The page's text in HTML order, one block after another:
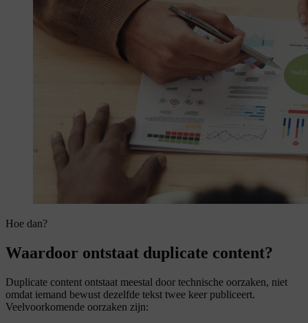
Hoe dan?
Waardoor ontstaat duplicate content?
Duplicate content ontstaat meestal door technische oorzaken, niet
omdat iemand bewust dezelfde tekst twee keer publiceert.
Veelvoorkomende oorzaken zijn: